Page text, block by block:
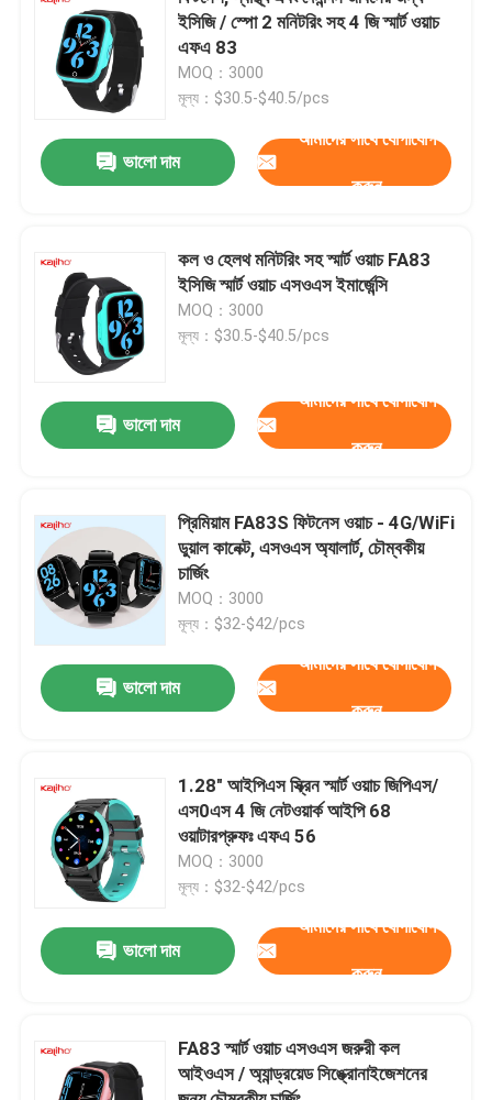
পণ্য
ভিডিও
আমাদের সম্পর্কে
মান নিয়ন্ত্রণ
আমাদের সাথে যোগাযোগ করুন
উদ্ধৃতির জন্য আবেদন
জিপিএস স্মার্ট ওয়াচ
ইসিজি / স্পো 2 মনিটরিং সহ 4 জি স্মার্ট ওয়াচ
এফএ 83
MOQ：3000
মূল্য：$30.5-$40.5/pcs
ভালো দাম
আমাদের সাথে যোগাযোগ
করুন
কল ও হেলথ মনিটরিং সহ স্মার্ট ওয়াচ FA83
ইসিজি স্মার্ট ওয়াচ এসওএস ইমার্জেন্সি
MOQ：3000
মূল্য：$30.5-$40.5/pcs
ভালো দাম
আমাদের সাথে যোগাযোগ
করুন
প্রিমিয়াম FA83S ফিটনেস ওয়াচ - 4G/WiFi
ডুয়াল কানেক্ট, এসওএস অ্যালার্ট, চৌম্বকীয়
চার্জিং
MOQ：3000
মূল্য：$32-$42/pcs
ভালো দাম
আমাদের সাথে যোগাযোগ
করুন
1.28" আইপিএস স্ক্রিন স্মার্ট ওয়াচ জিপিএস/
এস0এস 4 জি নেটওয়ার্ক আইপি 68
ওয়াটারপ্রুফঃ এফএ 56
MOQ：3000
মূল্য：$32-$42/pcs
ভালো দাম
আমাদের সাথে যোগাযোগ
করুন
FA83 স্মার্ট ওয়াচ এসওএস জরুরী কল
আইওএস / অ্যান্ড্রয়েড সিঙ্ক্রোনাইজেশনের